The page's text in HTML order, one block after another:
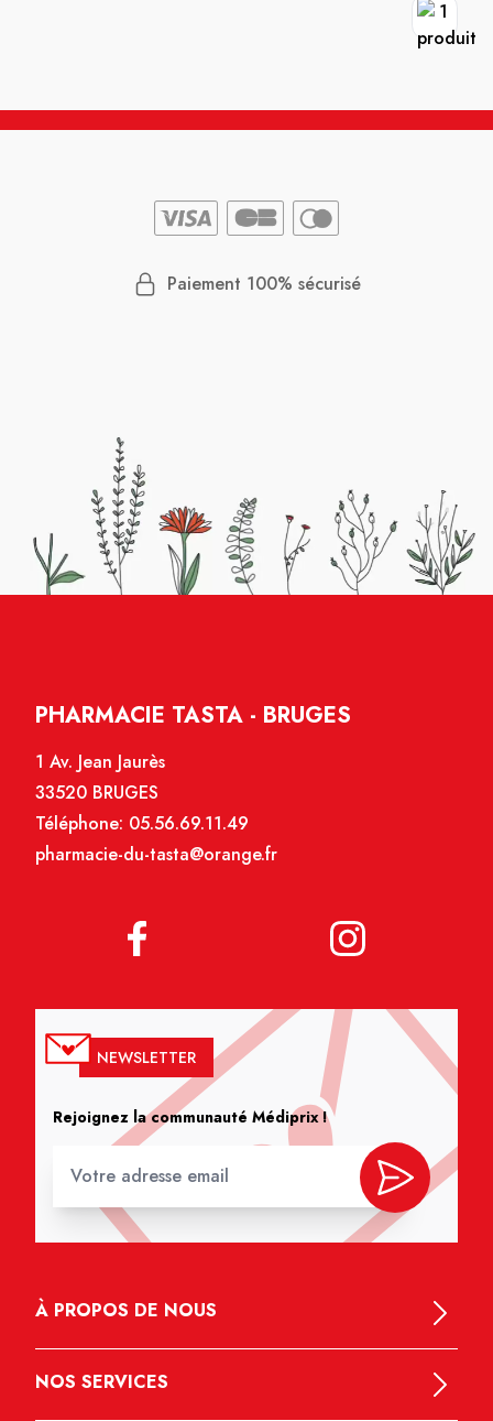
Paiement 100% sécurisé
PHARMACIE TASTA - BRUGES
1 Av. Jean Jaurès
33520 BRUGES
Téléphone: 05.56.69.11.49
pharmacie-du-tasta@orange.fr
NEWSLETTER
Rejoignez la communauté Médiprix !
À PROPOS DE NOUS
NOS SERVICES